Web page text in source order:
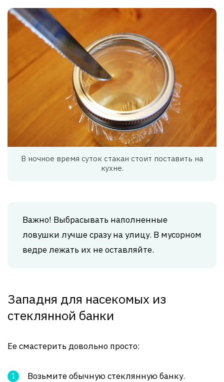
В ночное время суток стакан стоит поставить на
кухне.
Важно! Выбрасывать наполненные
ловушки лучше сразу на улицу. В мусорном
ведре лежать их не оставляйте.
Западня для насекомых из
стеклянной банки
Ее смастерить довольно просто:
Возьмите обычную стеклянную банку.